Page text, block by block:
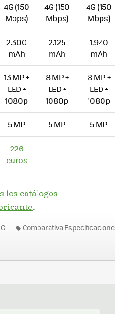
4G (150
Mbps)
4G (150
Mbps)
4G (150
Mbps)
2.300
mAh
2.125
mAh
1.940
mAh
13 MP +
LED +
1080p
8 MP +
LED +
1080p
8 MP +
LED +
1080p
5 MP 5 MP 5 MP
226
euros
- -
los catálogos
.
Comparativa